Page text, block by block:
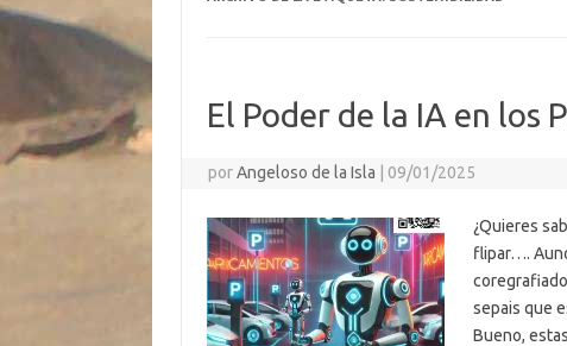
El Poder de la IA en los
porAngeloso de la Isla 09/01/2025
¿Quieres
flipar….
sepais que
Bueno,